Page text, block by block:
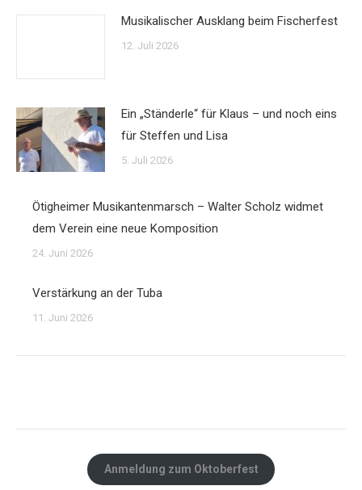
Musikalischer Ausklang beim Fischerfest
12. Juli 2026
Ein „Ständerle“ für Klaus – und noch eins
für Steffen und Lisa
5. Juli 2026
Ötigheimer Musikantenmarsch – Walter Scholz widmet
dem Verein eine neue Komposition
24. Juni 2026
Verstärkung an der Tuba
11. Juni 2026
Anmeldung zum Oktoberfest